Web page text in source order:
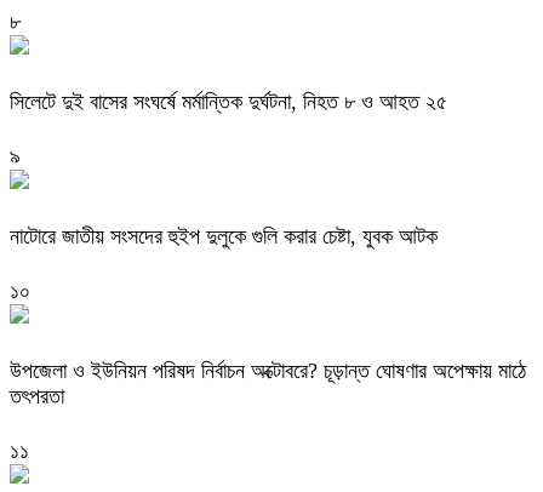
৮
সিলেটে দুই বাসের সংঘর্ষে মর্মান্তিক দুর্ঘটনা, নিহত ৮ ও আহত ২৫
৯
নাটোরে জাতীয় সংসদের হুইপ দুলুকে গুলি করার চেষ্টা, যুবক আটক
১০
উপজেলা ও ইউনিয়ন পরিষদ নির্বাচন অক্টোবরে? চূড়ান্ত ঘোষণার অপেক্ষায় মাঠে
তৎপরতা
১১